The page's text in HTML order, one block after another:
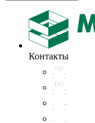
Контакты